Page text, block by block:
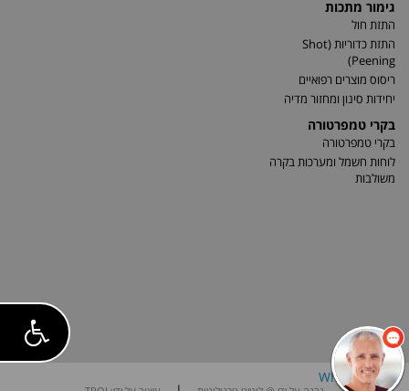
גימור מתכות
התזת חול
התזת כדוריות (Shot
Peening)
ריסוס מוצרים רפואיים
יחידות סינון ומחזור מדיה
בקרי טמפרטורה
בקרי טמפרטורה
לוחות חשמל ומערכות בקרה
משולבות